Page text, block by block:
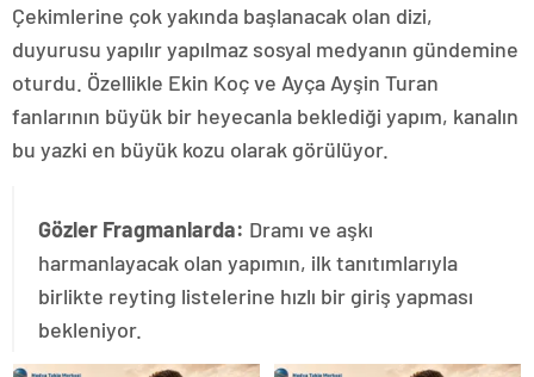
Çekimlerine çok yakında başlanacak olan dizi,
duyurusu yapılır yapılmaz sosyal medyanın gündemine
oturdu. Özellikle Ekin Koç ve Ayça Ayşin Turan
fanlarının büyük bir heyecanla beklediği yapım, kanalın
bu yazki en büyük kozu olarak görülüyor.
Gözler Fragmanlarda: Dramı ve aşkı
harmanlayacak olan yapımın, ilk tanıtımlarıyla
birlikte reyting listelerine hızlı bir giriş yapması
bekleniyor.